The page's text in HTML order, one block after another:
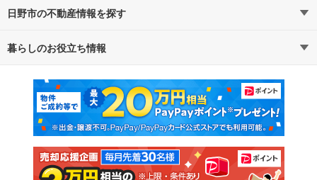
路線・駅から探す
通勤・通学時間から探す
日野市の不動産情報を探す
不動産・住宅
新築マンション 中古マンション
新築一戸建て 中古一戸建て
注文住宅 土地
暮らしのお役立ち情報
マンションカタログ 教えて！住まいの先生